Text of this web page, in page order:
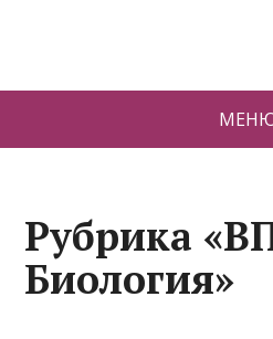
Рубрика
Биология»